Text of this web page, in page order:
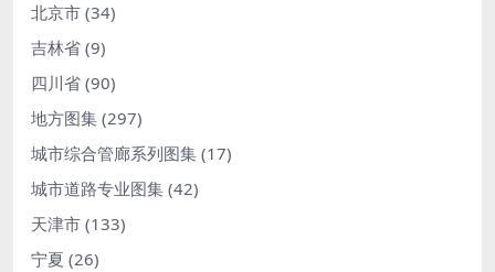
北京市 (34)
吉林省 (9)
四川省 (90)
地方图集 (297)
城市综合管廊系列图集 (17)
城市道路专业图集 (42)
天津市 (133)
宁夏 (26)